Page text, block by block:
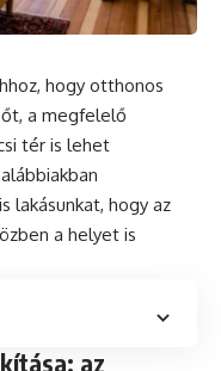
hogy otthonos
a megfelelő
tér is lehet
lakásunkat, hogy az
a helyet is
az